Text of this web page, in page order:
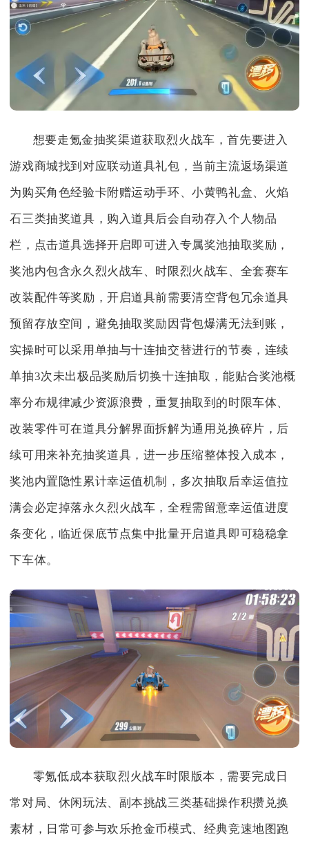
想要走氪金抽奖渠道获取烈火战车，首先要进入
游戏商城找到对应联动道具礼包，当前主流返场渠道
为购买角色经验卡附赠运动手环、小黄鸭礼盒、火焰
石三类抽奖道具，购入道具后会自动存入个人物品
栏，点击道具选择开启即可进入专属奖池抽取奖励，
奖池内包含永久烈火战车、时限烈火战车、全套赛车
改装配件等奖励，开启道具前需要清空背包冗余道具
预留存放空间，避免抽取奖励因背包爆满无法到账，
实操时可以采用单抽与十连抽交替进行的节奏，连续
单抽3次未出极品奖励后切换十连抽取，能贴合奖池概
率分布规律减少资源浪费，重复抽取到的时限车体、
改装零件可在道具分解界面拆解为通用兑换碎片，后
续可用来补充抽奖道具，进一步压缩整体投入成本，
奖池内置隐性累计幸运值机制，多次抽取后幸运值拉
满会必定掉落永久烈火战车，全程需留意幸运值进度
条变化，临近保底节点集中批量开启道具即可稳稳拿
下车体。
零氪低成本获取烈火战车时限版本，需要完成日
常对局、休闲玩法、副本挑战三类基础操作积攒兑换
素材，日常可参与欢乐抢金币模式、经典竞速地图跑